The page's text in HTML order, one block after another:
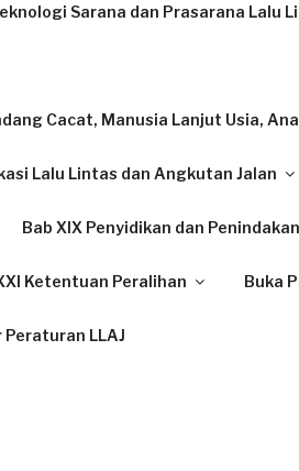
Sarana dan Prasarana Lalu
Cacat, Manusia Lanjut Usia,
Lalu Lintas dan Angkutan Jalan
Bab XIX Penyidikan dan
Ketentuan Peralihan Buka
Peraturan LLAJ